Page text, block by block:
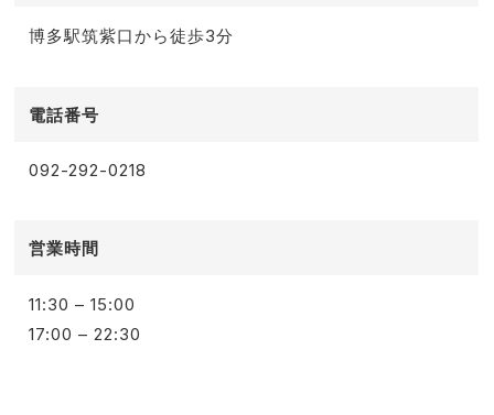
博多駅筑紫口から徒歩3分
電話番号
092-292-0218
営業時間
11:30 – 15:00
17:00 – 22:30